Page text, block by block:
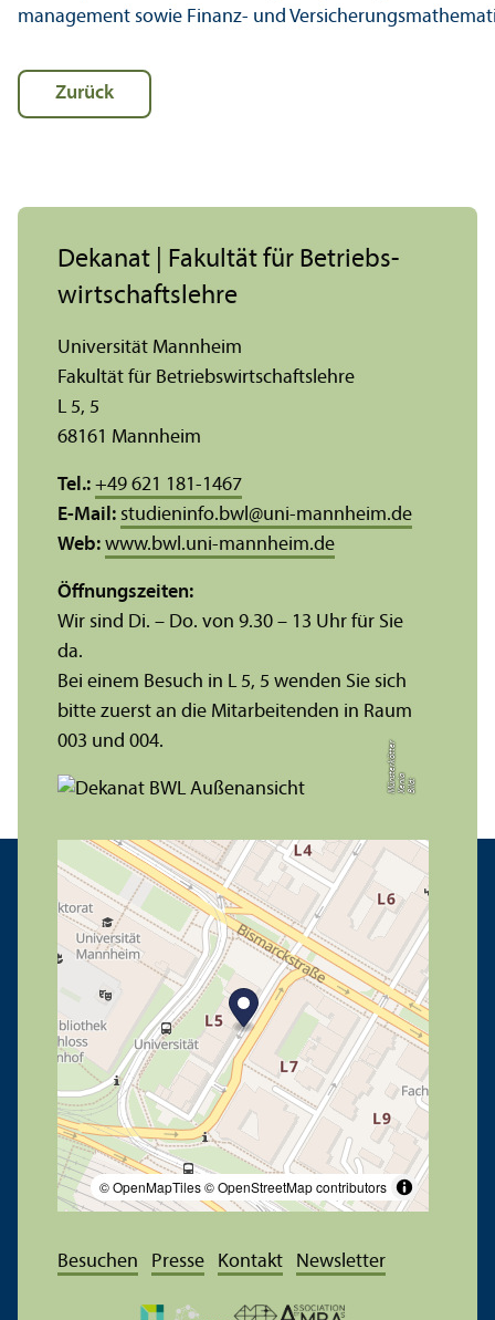
management sowie Finanz- und
Zurück
Bil
d:
X
e
ni
aM
ü
n
s
te
r
k
ö
t
t
e
r
© OpenMapTiles© OpenStreetMap contributors
Dekanat | Fakultät für Betriebs­
wirtschafts­lehre
Universität Mannheim
Fakultät für Betriebs­wirtschafts­lehre
L 5, 5
68161 Mannheim
Tel.: +49 621 181-1467
E-Mail: studieninfo.bwl @uni-mannheim.de
Web: www.bwl.uni-mannheim.de
Öffnungs­zeiten:
Wir sind Di. – Do. von 9.30 – 13 Uhr für Sie
da.
Bei einem Besuch in L 5, 5 wenden Sie sich
bitte zuerst an die Mitarbeitenden in Raum
003 und 004.
Besuchen Presse Kontakt Newsletter